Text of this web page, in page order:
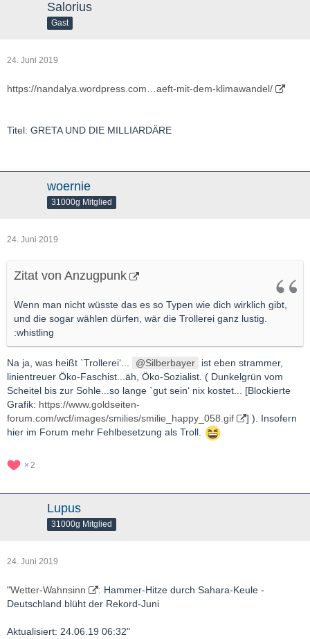
Salorius
Gast
24. Juni 2019
https://nandalya.wordpress.com…aeft-mit-dem-klimawandel/
Titel: GRETA UND DIE MILLIARDÄRE
woernie
31000g Mitglied
24. Juni 2019
Zitat von Anzugpunk
Wenn man nicht wüsste das es so Typen wie dich wirklich gibt,
und die sogar wählen dürfen, wär die Trollerei ganz lustig.
:whistling
Na ja, was heißt ˋTrollerei‘... Silberbayer
ist eben strammer,
linientreuer Öko-Faschist...äh, Öko-Sozialist. ( Dunkelgrün vom
Scheitel bis zur Sohle...so lange ˋgut sein‘ nix kostet... [Blockierte
Grafik: https://www.goldseiten-
forum.com/wcf/images/smilies/smilie_happy_058.gif
] ). Insofern
hier im Forum mehr Fehlbesetzung als Troll.
2
Lupus
31000g Mitglied
24. Juni 2019
"Wetter-Wahnsinn
: Hammer-Hitze durch Sahara-Keule -
Deutschland blüht der Rekord-Juni
Aktualisiert: 24.06.19 06:32"